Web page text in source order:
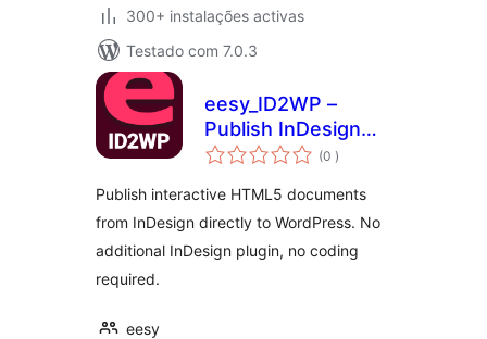
300+ instalações activas
Testado com 7.0.3
eesy_ID2WP –
Publish InDesign
HTML5
(0 classificações
)
Publish interactive HTML5 documents
from InDesign directly to WordPress. No
additional InDesign plugin, no coding
required.
eesy